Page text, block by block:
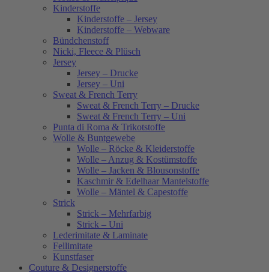
Kinderstoffe
Kinderstoffe – Jersey
Kinderstoffe – Webware
Bündchenstoff
Nicki, Fleece & Plüsch
Jersey
Jersey – Drucke
Jersey – Uni
Sweat & French Terry
Sweat & French Terry – Drucke
Sweat & French Terry – Uni
Punta di Roma & Trikotstoffe
Wolle & Buntgewebe
Wolle – Röcke & Kleiderstoffe
Wolle – Anzug & Kostümstoffe
Wolle – Jacken & Blousonstoffe
Kaschmir & Edelhaar Mantelstoffe
Wolle – Mäntel & Capestoffe
Strick
Strick – Mehrfarbig
Strick – Uni
Lederimitate & Laminate
Fellimitate
Kunstfaser
Couture & Designerstoffe